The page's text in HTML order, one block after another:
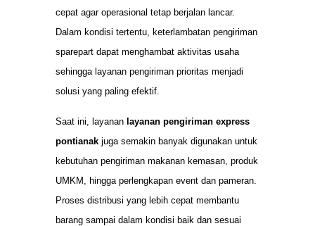
cepat agar operasional tetap berjalan lancar.
Dalam kondisi tertentu, keterlambatan pengiriman
sparepart dapat menghambat aktivitas usaha
sehingga layanan pengiriman prioritas menjadi
solusi yang paling efektif.
Saat ini, layanan layanan pengiriman express
pontianak juga semakin banyak digunakan untuk
kebutuhan pengiriman makanan kemasan, produk
UMKM, hingga perlengkapan event dan pameran.
Proses distribusi yang lebih cepat membantu
barang sampai dalam kondisi baik dan sesuai